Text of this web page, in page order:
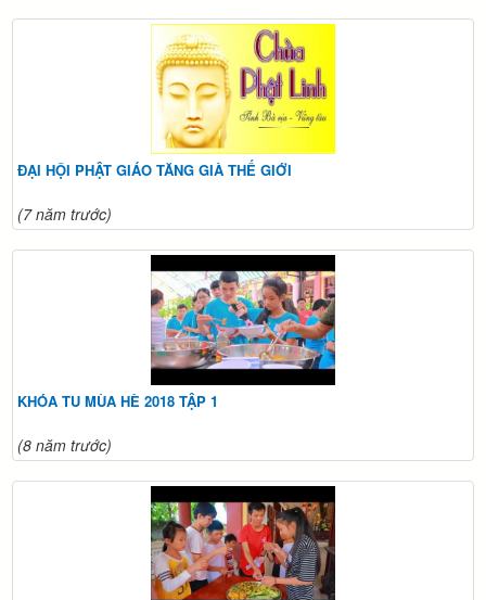
ĐẠI HỘI PHẬT GIÁO TĂNG GIÀ THẾ GIỚI
(7 năm trước)
KHÓA TU MÙA HÈ 2018 TẬP 1
(8 năm trước)